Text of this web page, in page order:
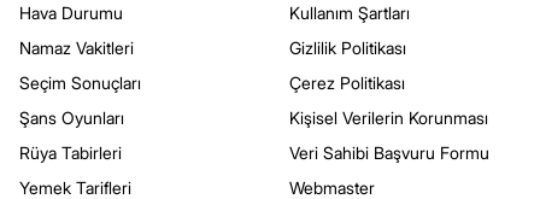
Hava Durumu
Namaz Vakitleri
Seçim Sonuçları
Şans Oyunları
Rüya Tabirleri
Yemek Tarifleri
Kullanım Şartları
Gizlilik Politikası
Çerez Politikası
Kişisel Verilerin Korunması
Veri Sahibi Başvuru Formu
Webmaster